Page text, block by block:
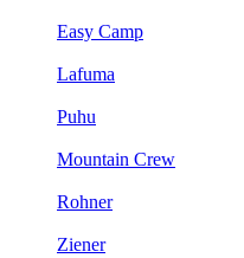
Easy Camp
Lafuma
Puhu
Mountain Crew
Rohner
Ziener